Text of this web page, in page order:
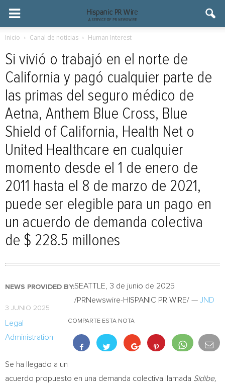
Inicio Canal de noticias Human Interest
Si vivió o trabajó en el norte de
California y pagó cualquier parte de
las primas del seguro médico de
Aetna, Anthem Blue Cross, Blue
Shield of California, Health Net o
United Healthcare en cualquier
momento desde el 1 de enero de
2011 hasta el 8 de marzo de 2021,
puede ser elegible para un pago en
un acuerdo de demanda colectiva
de $ 228.5 millones
NEWS PROVIDED BY:
3 JUNIO 2025
COMPARTE ESTA NOTA
SEATTLE
3 de junio de 2025
/PRNewswire-HISPANIC PR WIRE/ — JND
Legal
Administration
Se ha llegado a un
acuerdo propuesto en una demanda colectiva llamada Sidibe,